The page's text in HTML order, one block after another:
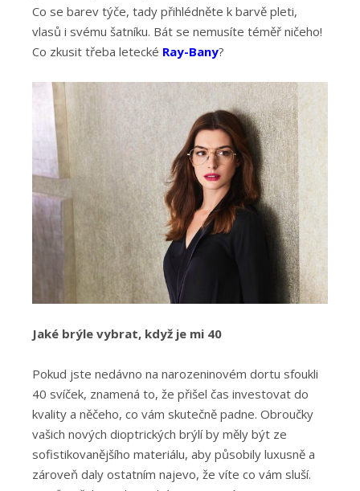
Co se barev týče, tady přihlédněte k barvě pleti,
vlasů i svému šatníku. Bát se nemusíte téměř ničeho!
Co zkusit třeba letecké Ray-Bany?
Jaké brýle vybrat, když je mi 40
Pokud jste nedávno na narozeninovém dortu sfoukli
40 svíček, znamená to, že přišel čas investovat do
kvality a něčeho, co vám skutečně padne. Obroučky
vašich nových dioptrických brýlí by měly být ze
sofistikovanějšího materiálu, aby působily luxusně a
zároveň daly ostatním najevo, že víte co vám sluší.